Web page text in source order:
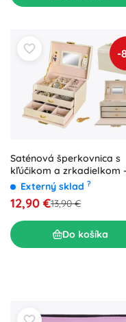
-
Saténová šperkovnica s
kľúčikom a zrkadielkom
Béžová
Externý sklad ?
12,90 €13,90 €
Do košíka